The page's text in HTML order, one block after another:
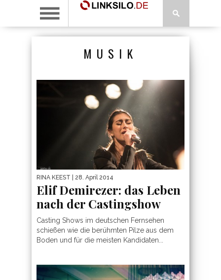
MUSIK
RINA KEEST | 28. April 2014
Elif Demirezer: das Leben
nach der Castingshow
Casting Shows im deutschen Fernsehen
schießen wie die berühmten Pilze aus dem
Boden und für die meisten Kandidaten...